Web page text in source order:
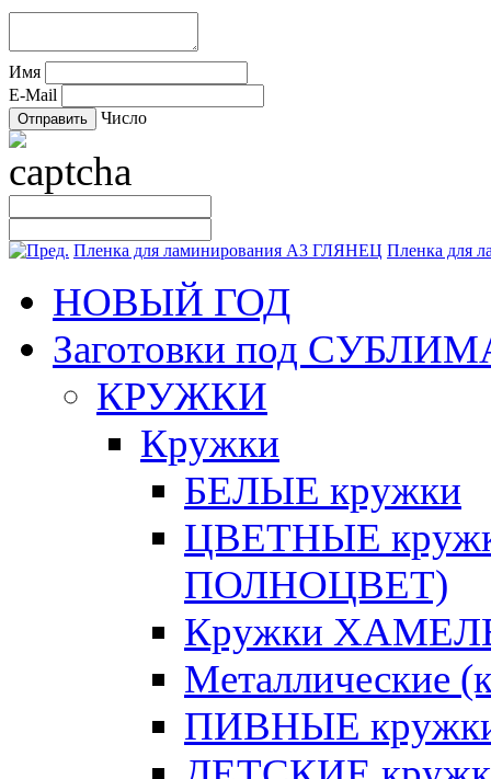
Имя
E-Mail
Число
Пленка для ламинирования А3 ГЛЯНЕЦ Пленка для
НОВЫЙ ГОД
Заготовки под
КРУЖКИ
Кружки
БЕЛЫЕ кружки
ЦВЕТНЫЕ
ПОЛНОЦВЕТ)
Кружки
Металлические
ПИВНЫЕ